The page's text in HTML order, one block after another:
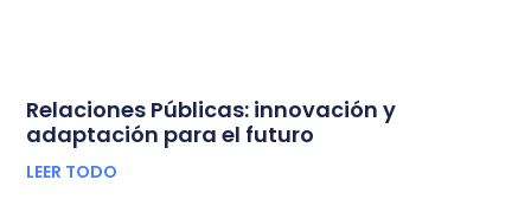
Relaciones Públicas: innovación y
adaptación para el futuro
LEER TODO